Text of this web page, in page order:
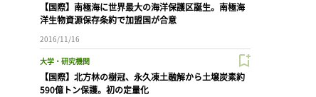
【国際】南極海に世界最大の海洋保護区誕生。南極海
洋生物資源保存条約で加盟国が合意
2016/11/16
大学・研究機関
【国際】北方林の樹冠、永久凍土融解から土壌炭素約
590億トン保護。初の定量化